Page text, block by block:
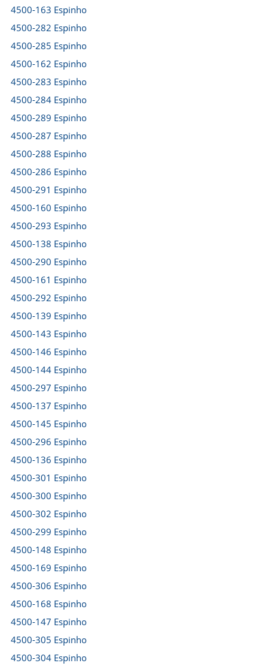
4500-163 Espinho
4500-282 Espinho
4500-285 Espinho
4500-162 Espinho
4500-283 Espinho
4500-284 Espinho
4500-289 Espinho
4500-287 Espinho
4500-288 Espinho
4500-286 Espinho
4500-291 Espinho
4500-160 Espinho
4500-293 Espinho
4500-138 Espinho
4500-290 Espinho
4500-161 Espinho
4500-292 Espinho
4500-139 Espinho
4500-143 Espinho
4500-146 Espinho
4500-144 Espinho
4500-297 Espinho
4500-137 Espinho
4500-145 Espinho
4500-296 Espinho
4500-136 Espinho
4500-301 Espinho
4500-300 Espinho
4500-302 Espinho
4500-299 Espinho
4500-148 Espinho
4500-169 Espinho
4500-306 Espinho
4500-168 Espinho
4500-147 Espinho
4500-305 Espinho
4500-304 Espinho